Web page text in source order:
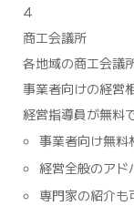
4
商工会議所
各地域の商工会議
事業者向けの経営
経営指導員が無料
事業者向け無料
経営全般のアド
専門家の紹介も